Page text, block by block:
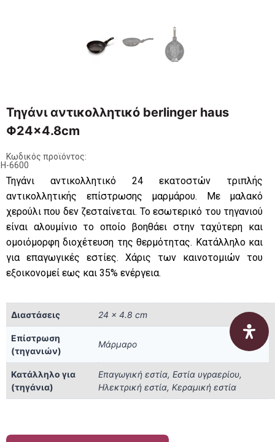
Τηγάνι αντικολλητικό berlinger haus
Φ24×4.8cm
Κωδικός προϊόντος:
6600
Τηγάνι αντικολλητικό 24 εκατοστών τριπλής
αντικολλητικής επίστρωσης μαρμάρου. Με μαλακό
χερούλι που δεν ζεσταίνεται. Το εσωτερικό του τηγανιού
είναι αλουμίνιο το οποίο βοηθάει στην ταχύτερη και
ομοιόμορφη διοχέτευση της θερμότητας. Κατάλληλο και
για επαγωγικές εστίες. Χάρις των καινοτομιών του
εξοικονομεί εως και 35% ενέργεια.
Διαστάσεις 24 × 4.8 cm
Επίστρωση
(τηγανιών)
Μάρμαρο
Κατάλληλο για
(τηγάνια)
Επαγωγική εστία, Εστία υγραερίου,
Ηλεκτρική εστία, Κεραμική εστία